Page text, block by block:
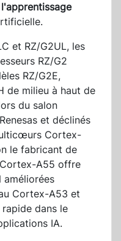
l'apprentissage
et RZ/G2UL, les
RZ/G2
RZ/G2E,
de milieu à haut de
du salon
et déclinés
Cortex-
le fabricant de
A55 offre
améliorées
Cortex-A53 et
rapide dans le
IA.